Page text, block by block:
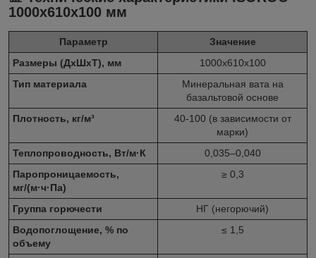
1000х610х100 мм
Параметр
Значение
Размеры (ДхШхТ), мм
1000х610х100
Тип материала
Минеральная вата на
базальтовой основе
Плотность, кг/м³
40-100 (в зависимости от
марки)
Теплопроводность, Вт/м·К
0,035–0,040
Паропроницаемость,
мг/(м·ч·Па)
≥ 0,3
Группа горючести
НГ (негорючий)
Водопоглощение, % по
объему
≤ 1,5